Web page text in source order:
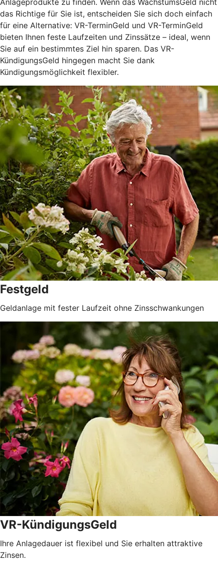
das Richtige für Sie ist, entscheiden Sie sich doch einfach
für eine Alternative: VR-TerminGeld und VR-TerminGeld
bieten Ihnen feste Laufzeiten und Zinssätze – ideal, wenn
Sie auf ein bestimmtes Ziel hin sparen. Das VR-
KündigungsGeld hingegen macht Sie dank
Kündigungsmöglichkeit flexibler.
Festgeld
Geldanlage mit fester Laufzeit ohne Zinsschwankungen
VR-KündigungsGeld
Ihre Anlagedauer ist flexibel und Sie erhalten attraktive
Zinsen.